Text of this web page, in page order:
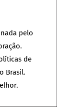
pelo
de
Brasil.